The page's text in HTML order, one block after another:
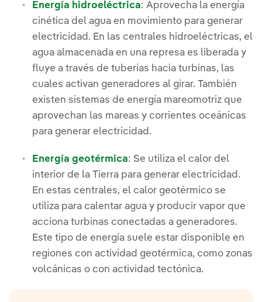
Energía hidroeléctrica: Aprovecha la energía
cinética del agua en movimiento para generar
electricidad. En las centrales hidroeléctricas, el
agua almacenada en una represa es liberada y
fluye a través de tuberías hacia turbinas, las
cuales activan generadores al girar. También
existen sistemas de energía mareomotriz que
aprovechan las mareas y corrientes oceánicas
para generar electricidad.
Energía geotérmica: Se utiliza el calor del
interior de la Tierra para generar electricidad.
En estas centrales, el calor geotérmico se
utiliza para calentar agua y producir vapor que
acciona turbinas conectadas a generadores.
Este tipo de energía suele estar disponible en
regiones con actividad geotérmica, como zonas
volcánicas o con actividad tectónica.